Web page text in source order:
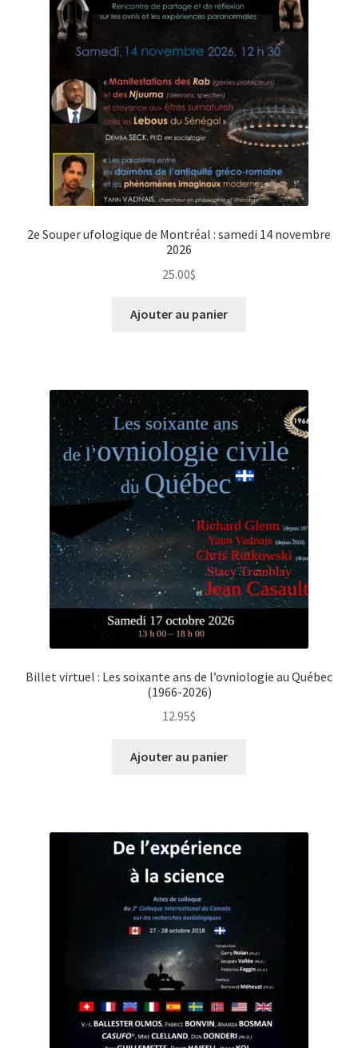
2e Souper ufologique de Montréal : samedi 14 novembre
2026
25.00$
Ajouter au panier
Billet virtuel : Les soixante ans de l’ovniologie au Québec
(1966-2026)
12.95$
Ajouter au panier